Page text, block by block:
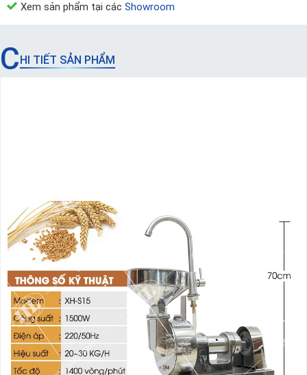
Xem sản phẩm tại các Showroom
CHI TIẾT SẢN PHẨM